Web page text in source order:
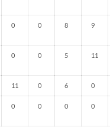
0 0 8 9
0 0 5 11
11 0 6 0
0 0 0 0